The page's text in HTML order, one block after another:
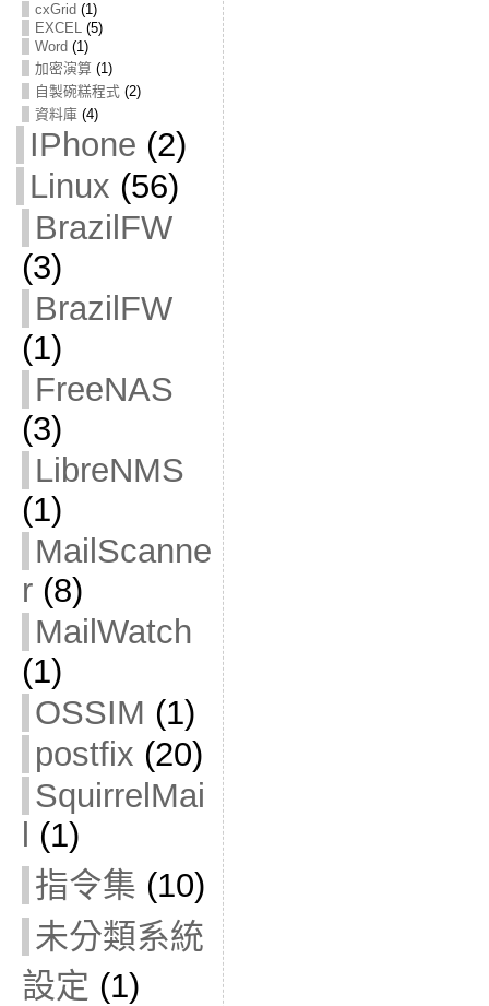
cxGrid (1)
EXCEL(5)
Word (1)
加密演算(1)
自製碗糕程式(2)
資料庫(4)
IPhone (2)
Linux (56)
BrazilFW
(3)
BrazilFW
(1)
FreeNAS
(3)
LibreNMS
(1)
MailScanne
r(8)
MailWatch
(1)
OSSIM (1)
postfix (20)
SquirrelMai
(1)
指令集 (10)
未分類系統
設定 (1)